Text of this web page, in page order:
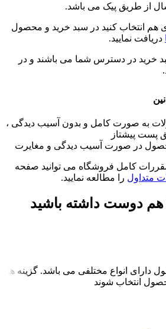
از طریق پیک می باشد.
هم انتخاب کنید در سبد خرید و محصول
دریافت نمایید.
خرید در دسترس شما می باشند و در
به صورت کامل و بدون آسیب دیدگی ،
پست پیشتاز
در صورت آسیب دیدگی و مغایرت
کامل فروشگاه می توانید صفحه
متداول را مطالعه نمایید.
هم دوست داشته باشید
دارای انواع مختلفی می باشد. گزینه ها
انتخاب شوند